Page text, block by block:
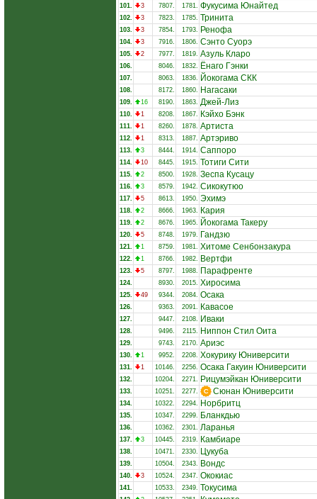
101. 3 7807. 1781. Фукусима Юнайтед
102. 3 7823. 1785. Тринита
103. 3 7854. 1793. Ренофа
104. 3 7916. 1806. Сэнто Суорэ
105. 2 7977. 1819. Азуль Кларо
106. 8046. 1832. Ёнаго Гэнки
107. 8063. 1836. Йокогама СКК
108. 8172. 1860. Нагасаки
109. 16 8190. 1863. Джей-Лиз
110. 1 8208. 1867. Кэйхо Бэнк
111. 1 8260. 1878. Артиста
112. 1 8313. 1887. Артэриво
113. 3 8444. 1914. Саппоро
114. 10 8445. 1915. Тотиги Сити
115. 2 8500. 1928. Зеспа Кусацу
116. 3 8579. 1942. Сикокутюо
117. 5 8613. 1950. Эхимэ
118. 2 8666. 1963. Кария
119. 2 8676. 1965. Йокогама Такеру
120. 5 8748. 1979. Гандзю
121. 1 8759. 1981. Хитоме Сенбонзакура
122. 1 8766. 1982. Вертфи
123. 5 8797. 1988. Парафренте
124. 8930. 2015. Хиросима
125. 49 9344. 2084. Осака
126. 9363. 2091. Кавасое
127. 9447. 2108. Иваки
128. 9496. 2115. Ниппон Стил Оита
129. 9743. 2170. Ариэс
130. 1 9952. 2208. Хокурику Юниверсити
131. 1 10146. 2256. Осака Гакуин Юниверсити
132. 10204. 2271. Рицумэйкан Юниверсити
133. 10251. 2277. Сюнан Юниверсити
134. 10322. 2294. Норбритц
135. 10347. 2299. Бланкдью
136. 10362. 2301. Ларанья
137. 3 10445. 2319. Камбиаре
138. 10471. 2330. Цукуба
139. 10504. 2343. Вондс
140. 3 10524. 2347. Ококиас
141. 10533. 2349. Токусима